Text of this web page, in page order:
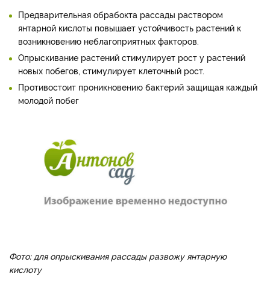
Предварительная обрабокта рассады раствором
янтарной кислоты повышает устойчивость растений к
возникновению неблагоприятных факторов.
Опрыскивание растений стимулирует рост у растений
новых побегов, стимулирует клеточный рост.
Противостоит проникновению бактерий защищая каждый
молодой побег
Фото: для опрыскивания рассады развожу янтарную
кислоту